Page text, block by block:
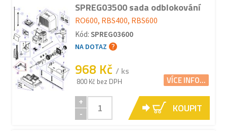
SPREG03500 sada odblokování
RO600, RBS400, RBS600
Kód: SPREG03600
NA DOTAZ
968 Kč / ks
800 Kč bez DPH VÍCE INFO...
+
-
KOUPIT